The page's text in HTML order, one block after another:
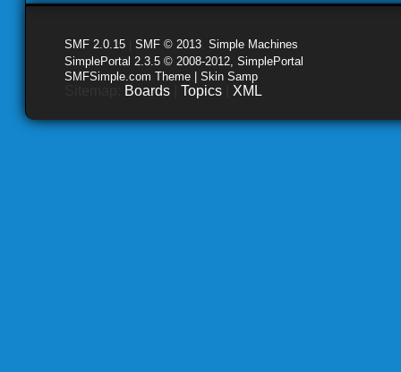
SMF 2.0.15 SMF © 2013 Simple Machines
SimplePortal 2.3.5 © 2008-2012, SimplePortal
SMFSimple.com Theme | Skin Samp
Boards Topics XML